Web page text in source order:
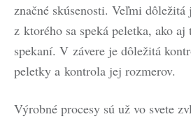
značné skúsenosti. Veľmi
z ktorého sa speká peletka, ako
spekaní. V závere je dôležitá
peletky a kontrola jej rozmerov.
Výrobné procesy sú už vo svete